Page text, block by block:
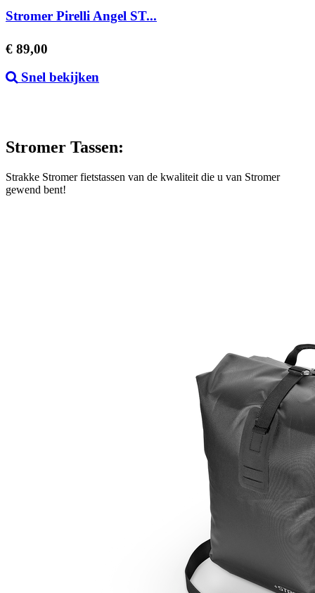
Stromer Pirelli Angel ST...
Prijs
€ 89,00
Snel bekijken
Stromer Tassen:
Strakke Stromer fietstassen van de kwaliteit die u van Stromer
gewend bent!